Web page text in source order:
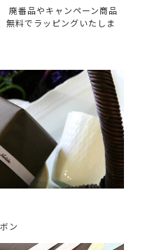
廃番品やキャンペーン商品
無料でラッピングいたしま
ン